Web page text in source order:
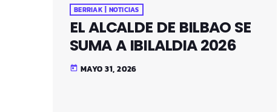
BERRIAK | NOTICIAS
EL ALCALDE DE BILBAO SE
SUMA A IBILALDIA 2026
today MAYO 31, 2026